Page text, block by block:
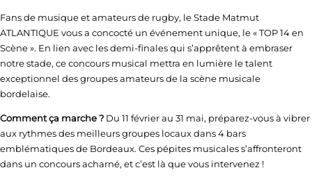
Fans de musique et amateurs de rugby, le Stade Matmut
ATLANTIQUE vous a concocté un événement unique, le « TOP 14 en
Scène ». En lien avec les demi-finales qui s’apprêtent à embraser
notre stade, ce concours musical mettra en lumière le talent
exceptionnel des groupes amateurs de la scène musicale
bordelaise.
Comment ça marche ? Du 11 février au 31 mai, préparez-vous à vibrer
aux rythmes des meilleurs groupes locaux dans 4 bars
emblématiques de Bordeaux. Ces pépites musicales s’affronteront
dans un concours acharné, et c’est là que vous intervenez !